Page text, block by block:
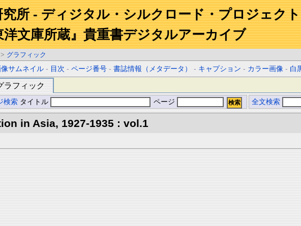
究所 - ディジタル・シルクロード・プロジェクト
洋文庫所蔵』貴重書デジタルアーカイブ
> グラフィック
サムネイル - 目次 -ページ番号 -書誌情報（メタデータ） - キャプション - カラー画像 - 白
ラフィック
検索 タイトル ページ 全文検索
in Asia, 1927-1935 : vol.1